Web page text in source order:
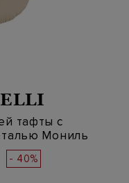
тафты с
Мониль
- 40%